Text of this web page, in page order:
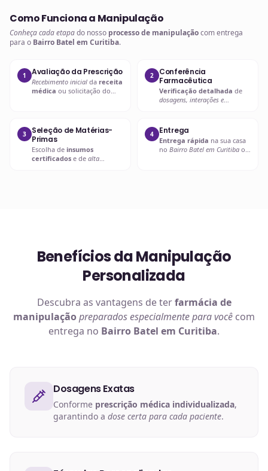
Como Funciona a Manipulação
Conheça cada etapado nosso processo de manipulaçãocom entrega
para o Bairro Batel em Curitiba.
1 Avaliação da Prescrição
Recebimento inicial da receita
médica ou solicitação do
2
Conferência
Farmacêutica
Verificação detalhada de
dosagens, interações e
3
Seleção de Matérias-
Primas
Escolha de insumos
certificados e de alta
4 Entrega
Entrega rápida na sua casa
no Bairro Batel em Curitiba ou
Benefícios da Manipulação
Personalizada
Descubra as vantagens de terfarmácia de
manipulaçãopreparados especialmente para você com
entrega no Bairro Batel em Curitiba.
Dosagens Exatas
Conforme prescrição médica individualizada,
garantindo a dose certa para cada paciente.